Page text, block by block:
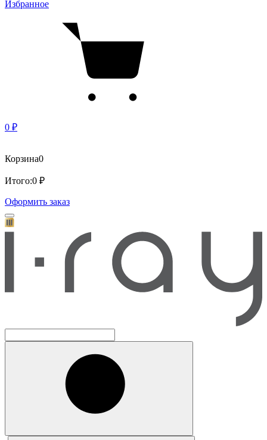
Избранное
0 ₽
Корзина0
Итого:0 ₽
Оформить заказ